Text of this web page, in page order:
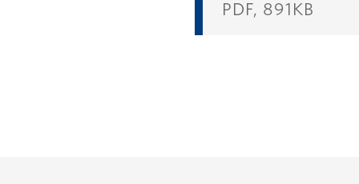
PDF, 891KB